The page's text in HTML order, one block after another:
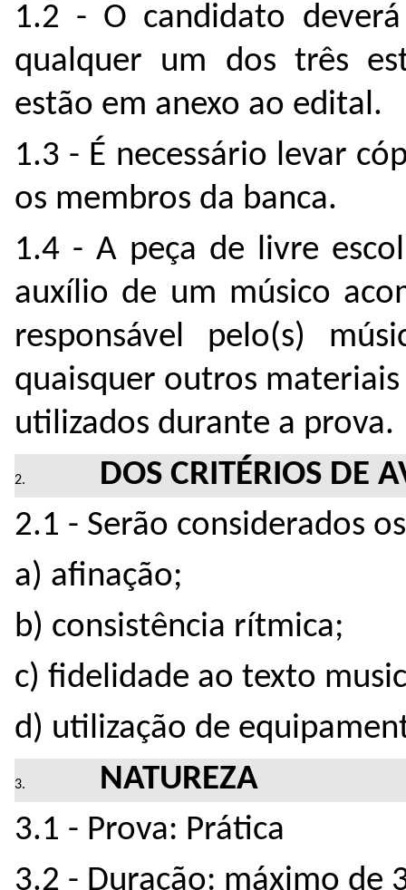
1.2 - O candidato
qualquer um dos três
estão em anexo ao edital.
1.3 - É necessário levar
os membros da banca.
1.4 - A peça de livre
auxílio de um músico
responsável pelo(s)
quaisquer outros
utilizados durante a prova.
DOS CRITÉRIOS DE
2.1 - Serão considerados
a) afinação;
b) consistência rítmica;
c) fidelidade ao texto
d) utilização de
NATUREZA
3.1 - Prova: Prática
3.2 - Duração: máximo de